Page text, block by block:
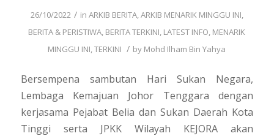
26/10/2022 / in ARKIB BERITA,ARKIB MENARIK MINGGU INI,
BERITA & PERISTIWA, BERITA TERKINI, LATEST INFO, MENARIK
MINGGU INI,TERKINI / by Mohd Ilham Bin Yahya
Bersempena sambutan Hari Sukan Negara,
Lembaga Kemajuan Johor Tenggara dengan
kerjasama Pejabat Belia dan Sukan Daerah Kota
Tinggi serta JPKK Wilayah KEJORA akan